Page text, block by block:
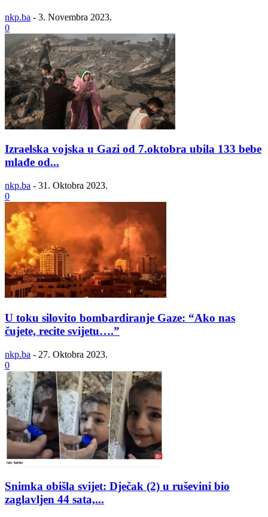
nkp.ba - 3. Novembra 2023.
0
Izraelska vojska u Gazi od 7.oktobra ubila 133 bebe
mlađe od...
nkp.ba - 31. Oktobra 2023.
0
U toku silovito bombardiranje Gaze: “Ako nas
čujete, recite svijetu….”
nkp.ba - 27. Oktobra 2023.
0
Snimka obišla svijet: Dječak (2) u ruševini bio
zaglavljen 44 sata,...